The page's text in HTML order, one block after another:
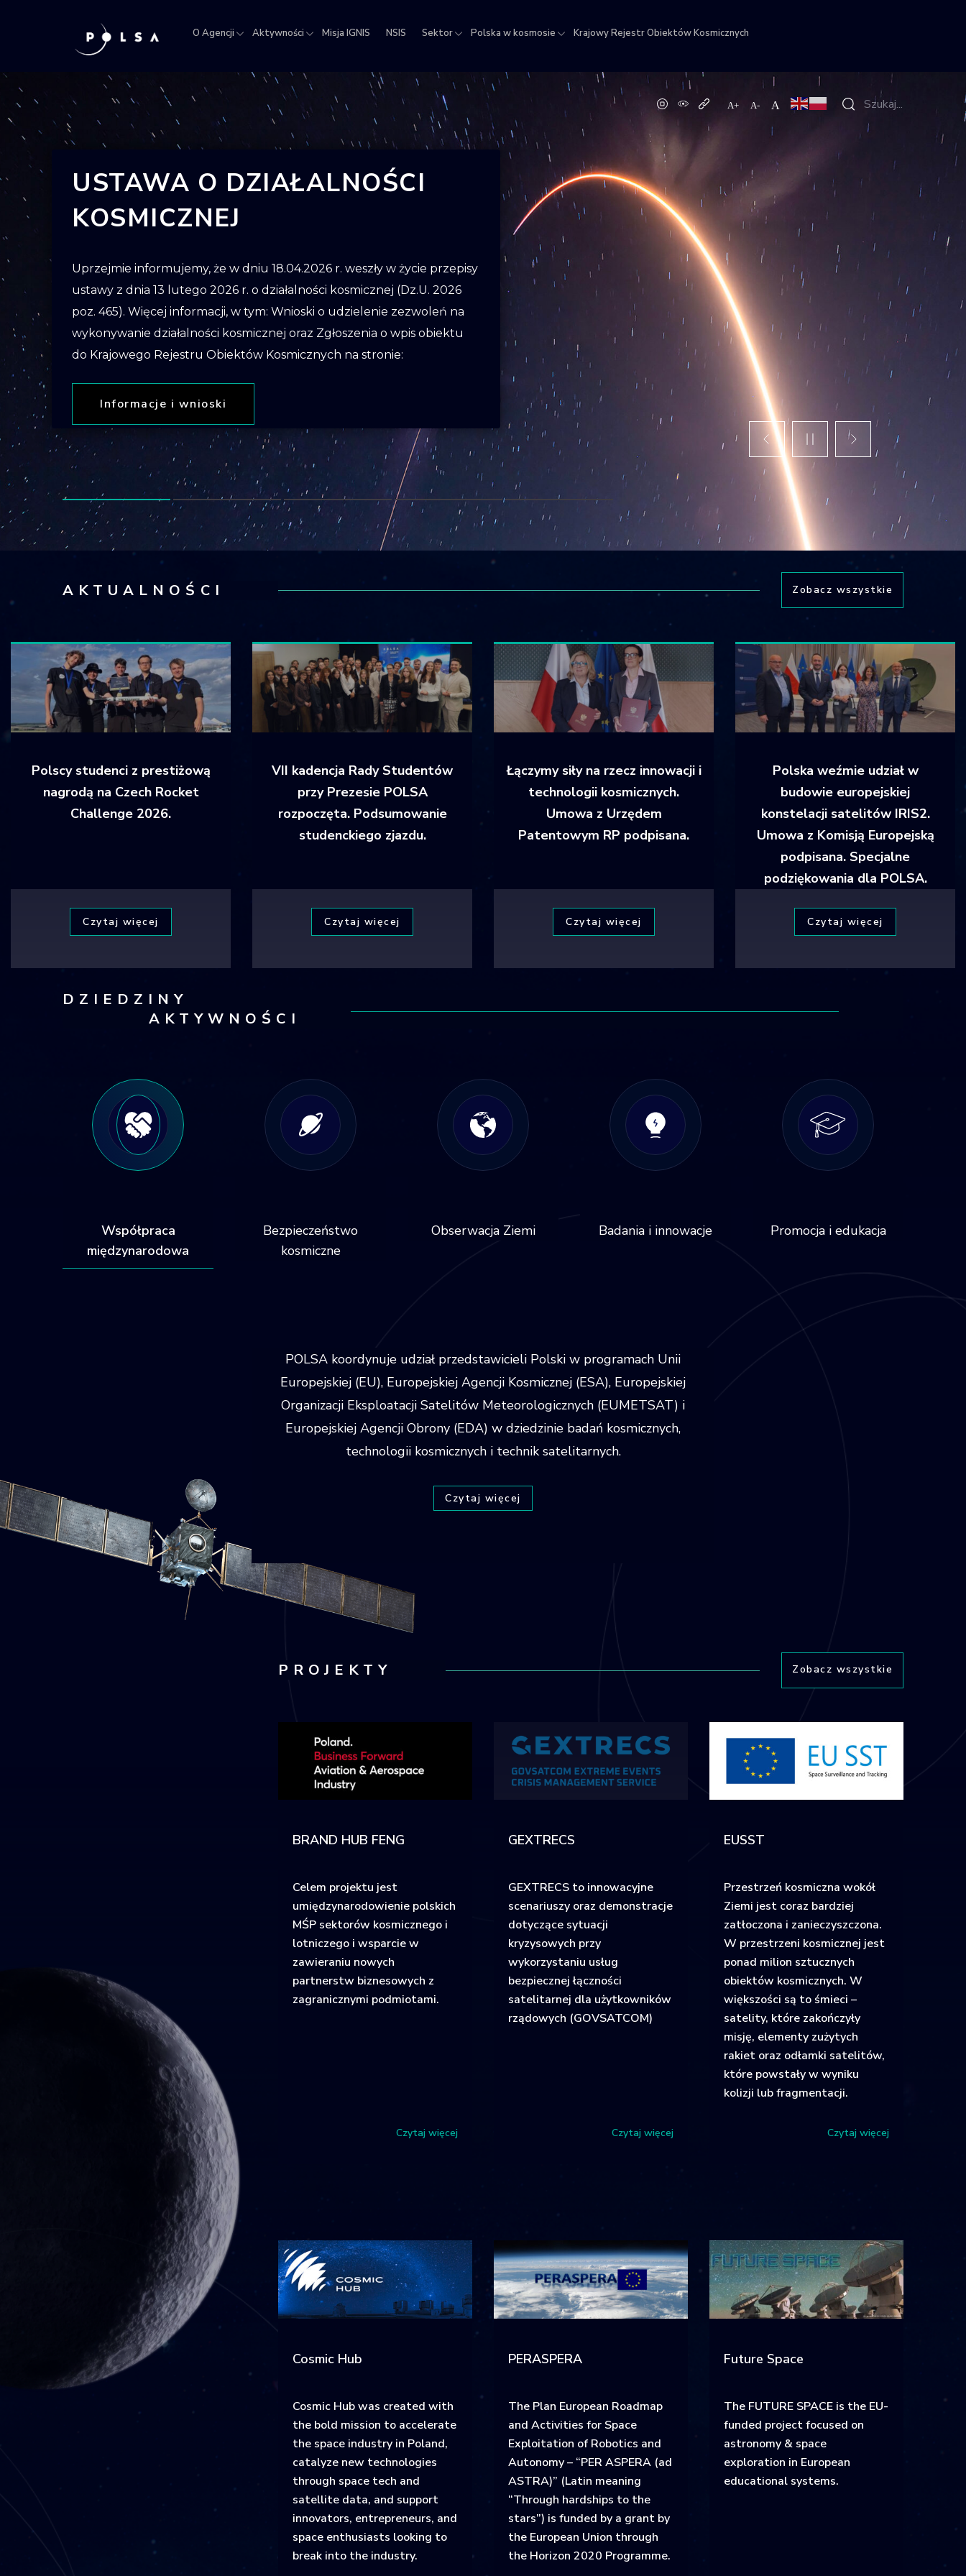
POLSA – Polska Agencja Kosmiczna
O Agencji Aktywności Misja IGNIS NSIS Sektor Polska w kosmosie Krajowy Rejestr Obiektów Kosmicznych
Agencji
Aktywności
Misja
IGNIS
Polska w
kosmosie
Krajowy
Rejestr
Obiektów
Kosmicznych
USTAWA O DZIAŁALNOŚCI
KOSMICZNEJ
Uprzejmie informujemy, że w dniu 18.04.2026 r. weszły w życie przepisy
ustawy z dnia 13 lutego 2026 r. o działalności kosmicznej (Dz.U. 2026
poz. 465). Więcej informacji, w tym: Wnioski o udzielenie zezwoleń na
wykonywanie działalności kosmicznej oraz Zgłoszenia o wpis obiektu
do Krajowego Rejestru Obiektów Kosmicznych na stronie:
Informacje i wnioski
AKTUALNOŚCI Zobacz wszystkie
Polscy studenci z prestiżową
nagrodą na Czech Rocket
Challenge 2026.
Czytaj więcej
VII kadencja Rady Studentów
przy Prezesie POLSA
rozpoczęta. Podsumowanie
studenckiego zjazdu.
Czytaj więcej
Łączymy siły na rzecz innowacji i
technologii kosmicznych.
Umowa z Urzędem
Patentowym RP podpisana.
Czytaj więcej
Polska weźmie udział w
budowie europejskiej
konstelacji satelitów IRIS2.
Umowa z Komisją Europejską
podpisana. Specjalne
podziękowania dla POLSA.
Czytaj więcej
DZIEDZINY
AKTYWNOŚCI
Współpraca
międzynarodowa
Bezpieczeństwo
kosmiczne
Obserwacja Ziemi Badania i innowacje Promocja i edukacja
POLSA koordynuje udział przedstawicieli Polski w programach Unii
Europejskiej (EU), Europejskiej Agencji Kosmicznej (ESA), Europejskiej
Organizacji Eksploatacji Satelitów Meteorologicznych (EUMETSAT) i
Europejskiej Agencji Obrony (EDA) w dziedzinie badań kosmicznych,
technologii kosmicznych i technik satelitarnych.
Czytaj więcej
PROJEKTY Zobacz wszystkie
BRAND HUB FENG
Celem projektu jest
umiędzynarodowienie polskich
MŚP sektorów kosmicznego i
lotniczego i wsparcie w
zawieraniu nowych
partnerstw biznesowych z
zagranicznymi podmiotami.
Czytaj więcej
GEXTRECS
GEXTRECS to innowacyjne
scenariuszy oraz demonstracje
dotyczące sytuacji
kryzysowych przy
wykorzystaniu usług
bezpiecznej łączności
satelitarnej dla użytkowników
rządowych (GOVSATCOM)
Czytaj więcej
EUSST
Przestrzeń kosmiczna wokół
Ziemi jest coraz bardziej
zatłoczona i zanieczyszczona.
W przestrzeni kosmicznej jest
ponad milion sztucznych
obiektów kosmicznych. W
większości są to śmieci –
satelity, które zakończyły
misję, elementy zużytych
rakiet oraz odłamki satelitów,
które powstały w wyniku
kolizji lub fragmentacji.
Czytaj więcej
Cosmic Hub
Cosmic Hub was created with
the bold mission to accelerate
the space industry in Poland,
catalyze new technologies
through space tech and
satellite data, and support
innovators, entrepreneurs, and
space enthusiasts looking to
break into the industry.
PERASPERA
The Plan European Roadmap
and Activities for Space
Exploitation of Robotics and
Autonomy – “PER ASPERA (ad
ASTRA)” (Latin meaning
“Through hardships to the
stars”) is funded by a grant by
the European Union through
the Horizon 2020 Programme.
Future Space
The FUTURE SPACE is the EU-
funded project focused on
astronomy & space
exploration in European
educational systems.